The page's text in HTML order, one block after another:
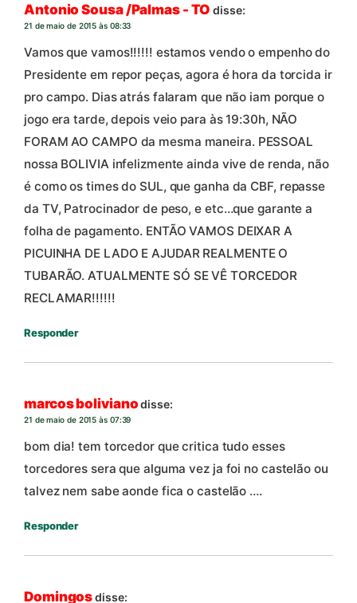
Antonio Sousa /Palmas - TO disse:
21 de maio de 2015 às 08:33
Vamos que vamos!!!!!! estamos vendo o empenho do
Presidente em repor peças, agora é hora da torcida ir
pro campo. Dias atrás falaram que não iam porque o
jogo era tarde, depois veio para às 19:30h, NÃO
FORAM AO CAMPO da mesma maneira. PESSOAL
nossa BOLIVIA infelizmente ainda vive de renda, não
é como os times do SUL, que ganha da CBF, repasse
da TV, Patrocinador de peso, e etc…que garante a
folha de pagamento. ENTÃO VAMOS DEIXAR A
PICUINHA DE LADO E AJUDAR REALMENTE O
TUBARÃO. ATUALMENTE SÓ SE VÊ TORCEDOR
RECLAMAR!!!!!!
Responder
marcos bolivianodisse:
21 de maio de 2015 às 07:39
bom dia! tem torcedor que critica tudo esses
torcedores sera que alguma vez ja foi no castelão ou
talvez nem sabe aonde fica o castelão ….
Responder
Domingosdisse: